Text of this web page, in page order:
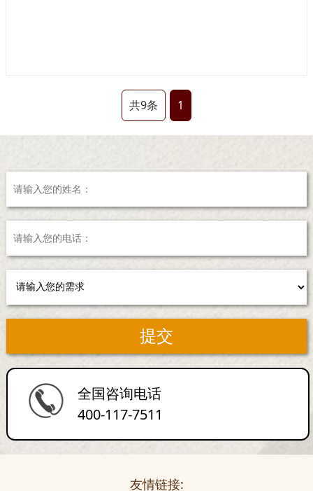
共9条 1
全国咨询电话
400-117-7511
友情链接: